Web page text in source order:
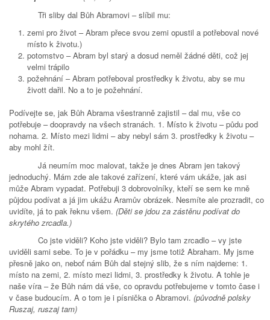
Tři sliby dal Bůh Abramovi – slíbil mu:
zemi pro život – Abram přece svou zemi opustil a potřeboval nové
místo k životu.)
potomstvo – Abram byl starý a dosud neměl žádné děti, což jej
velmi trápilo
požehnání – Abram potřeboval prostředky k životu, aby se mu
živott dařil. No a to je požehnání.
Podívejte se, jak Bůh Abrama všestranně zajistil – dal mu, vše co
potřebuje – doopravdy na všech stranách. 1. Místo k životu – půdu pod
nohama. 2. Místo mezi lidmi – aby nebyl sám 3. prostředky k životu –
aby mohl žít.
Já neumím moc malovat, takže je dnes Abram jen takový
jednoduchý. Mám zde ale takové zařízení, které vám ukáže, jak asi
může Abram vypadat. Potřebuji 3 dobrovolníky, kteří se sem ke mně
půjdou podívat a já jim ukážu Aramův obrázek. Nesmíte ale prozradit, co
uvidíte, já to pak řeknu všem. (Děti se jdou za zástěnu podívat do
skrytého zrcadla.)
Co jste viděli? Koho jste viděli? Bylo tam zrcadlo – vy jste
uviděli sami sebe. To je v pořádku – my jsme totiž Abraham. My jsme
přesně jako on, neboť nám Bůh dal stejný slib, že s ním najdeme: 1.
místo na zemi, 2. místo mezi lidmi, 3. prostředky k životu. A tohle je
naše víra – že Bůh nám dá vše, co opravdu potřebujeme v tomto čase i
v čase budoucím. A o tom je i písnička o Abramovi. (původně polsky
Ruszaj, ruszaj tam)